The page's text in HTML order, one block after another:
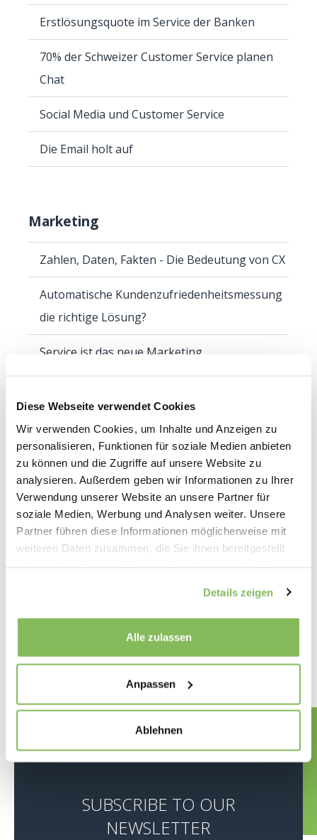
Diese Webseite verwendet Cookies
Wir verwenden Cookies, um Inhalte und Anzeigen zu
personalisieren, Funktionen für soziale Medien anbieten
zu können und die Zugriffe auf unsere Website zu
analysieren. Außerdem geben wir Informationen zu Ihrer
Verwendung unserer Website an unsere Partner für
soziale Medien, Werbung und Analysen weiter. Unsere
Partner führen diese Informationen möglicherweise mit
weiteren Daten zusammen, die Sie ihnen bereitgestellt
Details zeigen
Alle zulassen
Anpassen
Ablehnen
Erstlösungsquote im Service der Banken
70% der Schweizer Customer Service planen
Chat
Social Media und Customer Service
Die Email holt auf
Marketing
Zahlen, Daten, Fakten - Die Bedeutung von CX
Automatische Kundenzufriedenheitsmessung
die richtige Lösung?
Service ist das neue Marketing
Das Benchmarking
Das strategische Führungsinstrument
Leitungslücken Transparent machen
SUBSCRIBE TO OUR
NEWSLETTER